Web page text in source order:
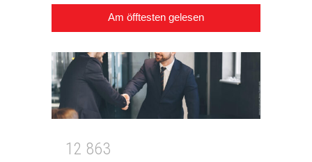
Am öfftesten gelesen
1 2 863